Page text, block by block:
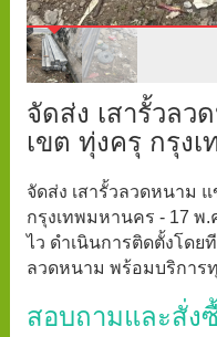
จัดส่ง เสารั้วลว
เขต ทุ่งครุ กรุง
จัดส่ง เสารั้วลวดหนาม
กรุงเทพมหานคร - 17 พ.
ไว ดำเนินการติดตั้งโด
ลวดหนาม พร้อมบริการ
สอบถามและสั่ง